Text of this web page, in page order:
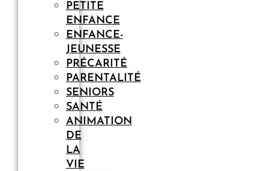
PETITE
ENFANCE
ENFANCE-
JEUNESSE
PRÉCARITÉ
PARENTALITÉ
SENIORS
SANTÉ
ANIMATION
DE
LA
VIE